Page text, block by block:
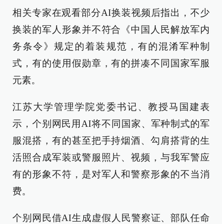
相关专家在观看部分AI换装视频后指出，不少
换装的军人形象并不符合《中国人民解放军内
务条令》规定的着装规范，有的混淆军种制
式，有的使用假勋章，有的拼凑不同国家军服
元素。
江苏大学管理学院党委书记、教授马国建表
示，个别网民用AI将不同国家、军种制式的军
服混搭，有的甚至把手持烟酒、勾肩搭背的生
活照合成军装或警服照片、视频，与我军警应
有的形象不符，是对军人和警察形象的不当消
费。
个别网民借AI生成虚假人民警察证、部队任命